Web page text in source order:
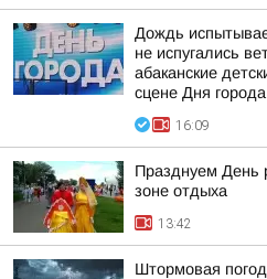
Дождь
не испугались
абаканские
сцене Дня
16:09
Празднуем День
зоне отдыха
13:42
Штормовая